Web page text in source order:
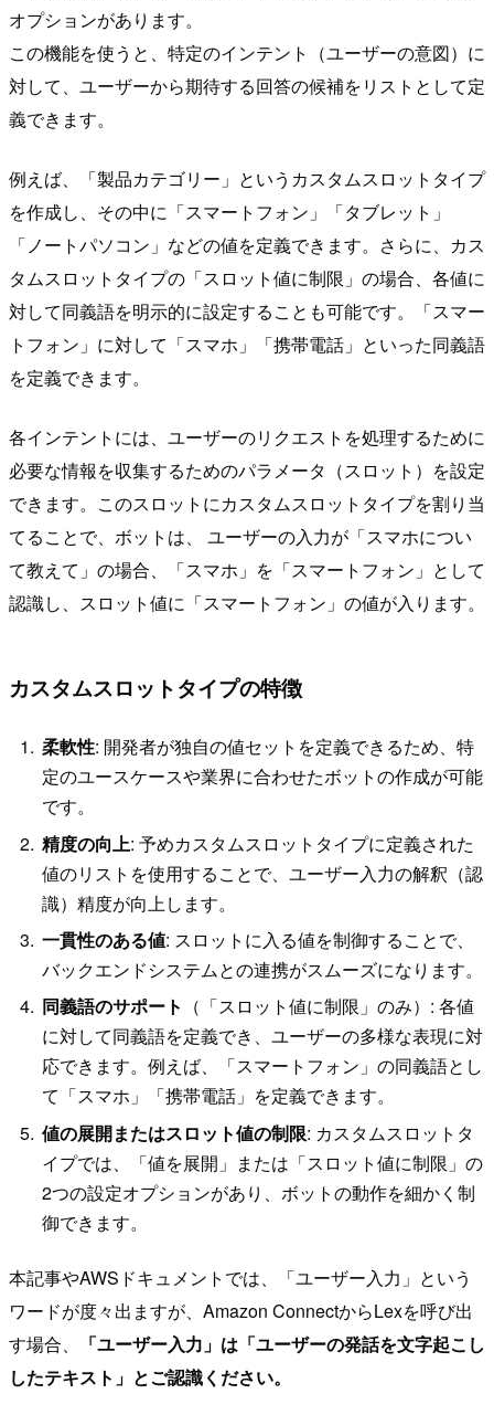
オプションがあります。
この機能を使うと、特定のインテント（ユーザーの意図）に
対して、ユーザーから期待する回答の候補をリストとして定
義できます。
例えば、「製品カテゴリー」というカスタムスロットタイプ
を作成し、その中に「スマートフォン」「タブレット」
「ノートパソコン」などの値を定義できます。さらに、カス
タムスロットタイプの「スロット値に制限」の場合、各値に
対して同義語を明示的に設定することも可能です。「スマー
トフォン」に対して「スマホ」「携帯電話」といった同義語
を定義できます。
各インテントには、ユーザーのリクエストを処理するために
必要な情報を収集するためのパラメータ（スロット）を設定
できます。このスロットにカスタムスロットタイプを割り当
てることで、ボットは、 ユーザーの入力が「スマホについ
て教えて」の場合、「スマホ」を「スマートフォン」として
認識し、スロット値に「スマートフォン」の値が入ります。
カスタムスロットタイプの特徴
柔軟性: 開発者が独自の値セットを定義できるため、特
定のユースケースや業界に合わせたボットの作成が可能
です。
精度の向上: 予めカスタムスロットタイプに定義された
値のリストを使用することで、ユーザー入力の解釈（認
識）精度が向上します。
一貫性のある値: スロットに入る値を制御することで、
バックエンドシステムとの連携がスムーズになります。
同義語のサポート （「スロット値に制限」のみ）: 各値
に対して同義語を定義でき、ユーザーの多様な表現に対
応できます。例えば、「スマートフォン」の同義語とし
て「スマホ」「携帯電話」を定義できます。
値の展開またはスロット値の制限: カスタムスロットタ
イプでは、「値を展開」または「スロット値に制限」の
2つの設定オプションがあり、ボットの動作を細かく制
御できます。
本記事やAWSドキュメントでは、「ユーザー入力」という
ワードが度々出ますが、Amazon ConnectからLexを呼び出
す場合、
「ユーザー入力」は「ユーザーの発話を文字起こし
したテキスト」とご認識ください。